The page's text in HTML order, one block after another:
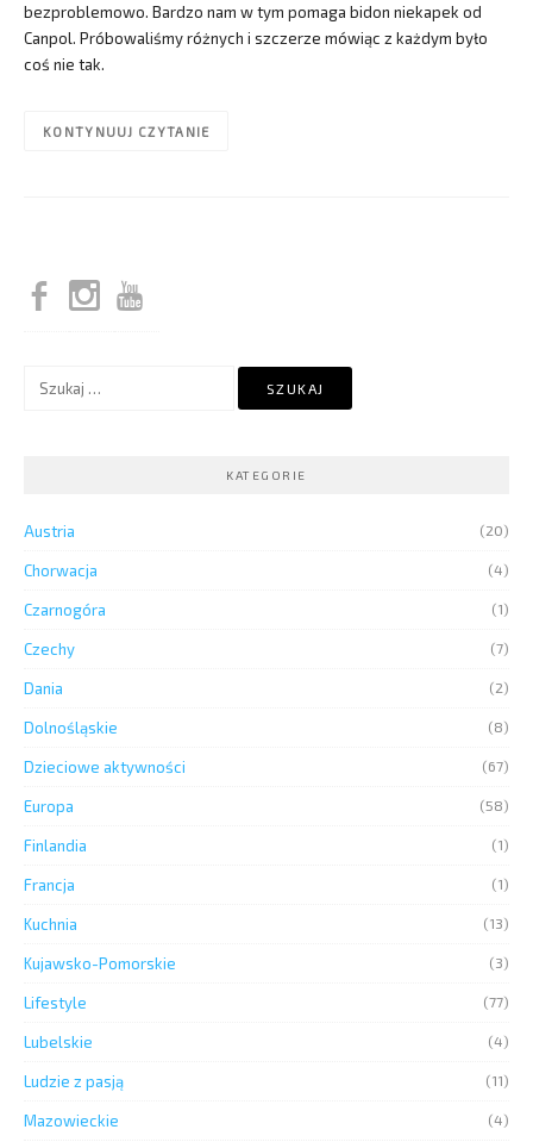
bezproblemowo. Bardzo nam w tym pomaga bidon niekapek od
Canpol. Próbowaliśmy różnych i szczerze mówiąc z każdym było
coś nie tak.
KONTYNUUJ CZYTANIE
Szukaj:
KATEGORIE
Austria (20)
Chorwacja (4)
Czarnogóra (1)
Czechy (7)
Dania (2)
Dolnośląskie (8)
Dzieciowe aktywności (67)
Europa (58)
Finlandia (1)
Francja (1)
Kuchnia (13)
Kujawsko-Pomorskie (3)
Lifestyle (77)
Lubelskie (4)
Ludzie z pasją (11)
Mazowieckie (4)